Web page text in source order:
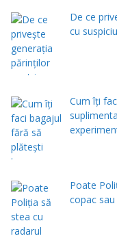
De ce
cu
Cum îți
Poate
copac